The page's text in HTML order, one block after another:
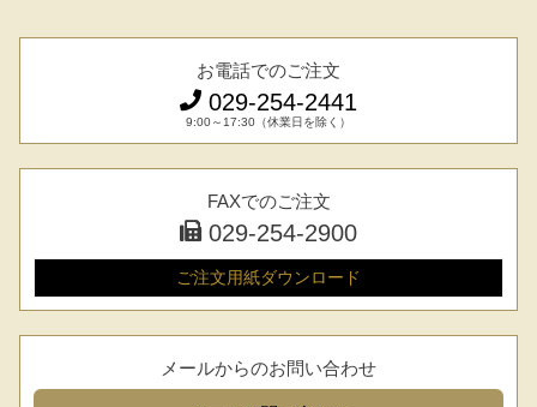
お電話でのご注文
029-254-2441
9:00～17:30（休業日を除く）
FAXでのご注文
029-254-2900
ご注文用紙ダウンロード
メールからのお問い合わせ